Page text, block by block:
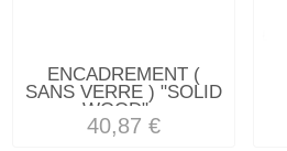
ENCADREMENT (
SANS VERRE ) "SOLID
WOOD"...
40,87 €